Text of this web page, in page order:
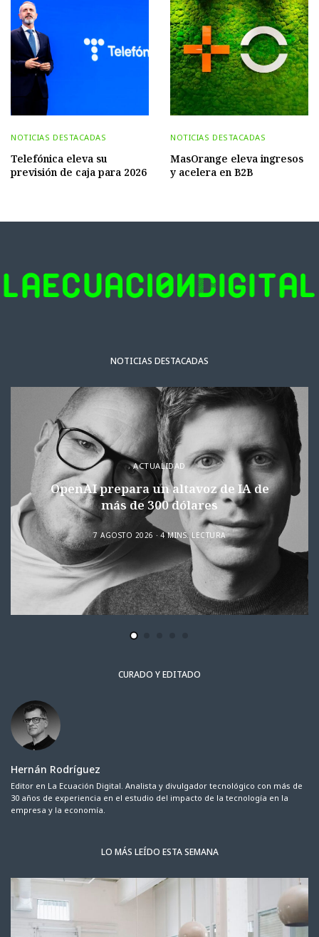
NOTICIAS DESTACADAS
Telefónica eleva su
previsión de caja para 2026
NOTICIAS DESTACADAS
MasOrange eleva ingresos
y acelera en B2B
NOTICIAS DESTACADAS
ACTUALIDAD
OpenAI prepara un altavoz de IA de
más de 300 dólares
7 AGOSTO 2026 4 MINS. LECTURA
CURADO Y EDITADO
Hernán Rodríguez
Editor en La Ecuación Digital. Analista y divulgador tecnológico con más de
30 años de experiencia en el estudio del impacto de la tecnología en la
empresa y la economía.
LO MÁS LEÍDO ESTA SEMANA